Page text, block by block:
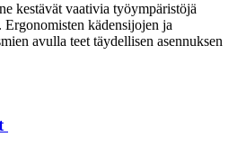
kestävät vaativia työympäristöjä
kädensijojen ja
avulla teet täydellisen asennuksen